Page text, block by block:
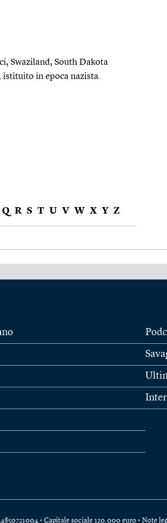
Swaziland, South Dakota
istituito in epoca nazista.
Q R S T U V W X Y Z
• Capitale sociale 120.000 euro • Note